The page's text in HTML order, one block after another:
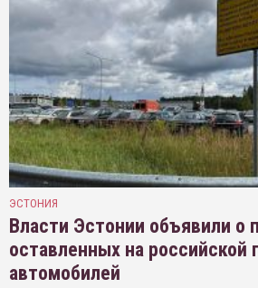
ЭСТОНИЯ
Власти Эстонии объявили о
оставленных на российской
автомобилей